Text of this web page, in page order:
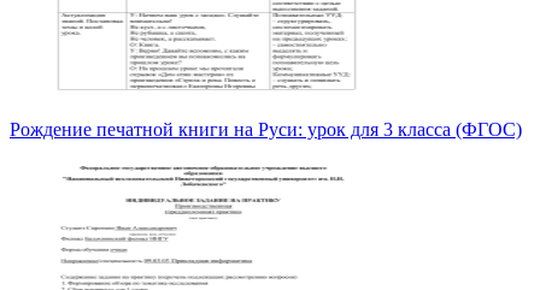
Рождение печатной книги на Руси: урок для 3 класса (ФГОС)